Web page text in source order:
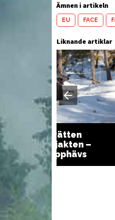
Ämnen i artikeln
EU FACE
Liknande artiklar
vargjakten –
beslut upphävs